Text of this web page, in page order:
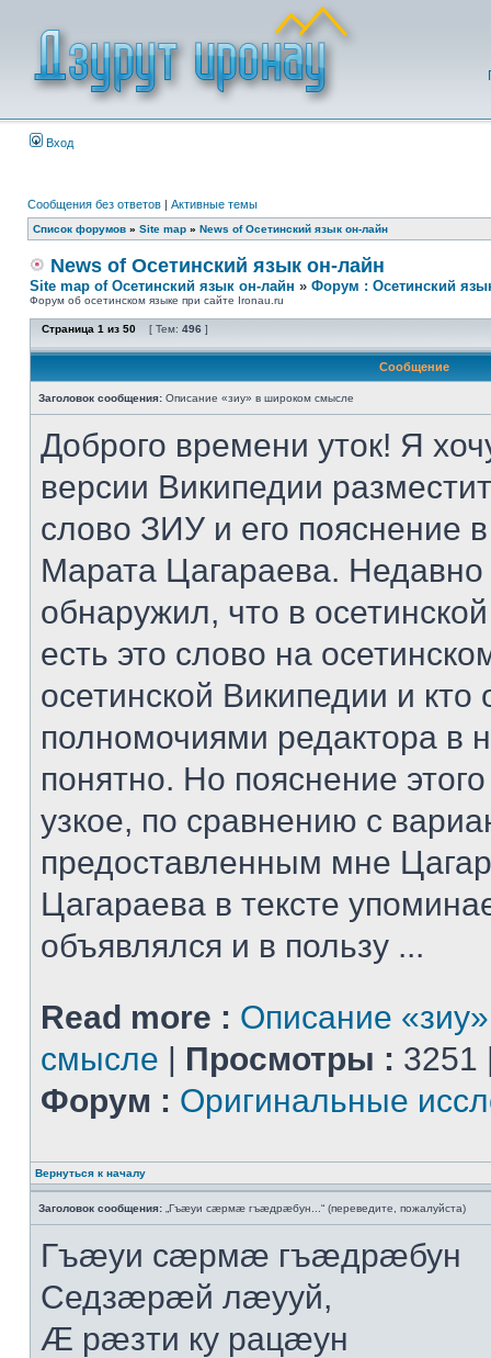
Вход
Сообщения без ответов | Активные темы
Список форумов » Site map » News of Осетинский язык он-лайн
News of Осетинский язык он-лайн
Site map of Осетинский язык он-лайн » Форум : Осетинский
Форум об осетинском языке при сайте Ironau.ru
Страница 1 из 50 [ Тем: 496 ]
Сообщение
Заголовок сообщения: Описание «зиу» в широком смысле
Доброго времени уток! Я
версии Википедии
слово ЗИУ и его пояснение
Марата Цагараева. Недавно
обнаружил, что в
есть это слово на
осетинской Википедии и кто
полномочиями редактора в
понятно. Но пояснение
узкое, по сравнению с
предоставленным мне
Цагараева в тексте
объявлялся и в пользу ...
Read more : Описание
смысле | Просмотры :
Форум : Оригинальные
Вернуться к началу
Заголовок сообщения: „Гъæуи сæрмæ гъæдрæбун...“ (переведите, пожалуйста)
Гъæуи сæрмæ гъæдрæбун
Седзæрæй лæууй,
Æ рæзти ку рацæун